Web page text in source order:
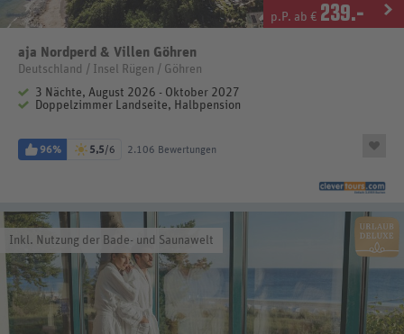
p.P. ab € 239.-
aja Nordperd & Villen Göhren
Deutschland / Insel Rügen / Göhren
3 Nächte, August 2026 - Oktober 2027
Doppelzimmer Landseite, Halbpension
96% 5,5/6 2.106 Bewertungen
Inkl. Nutzung der Bade- und Saunawelt